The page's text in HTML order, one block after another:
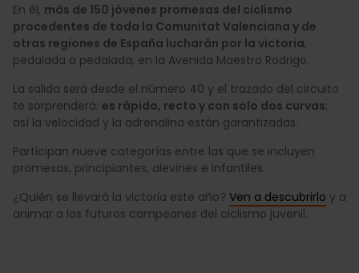
En él, más de 150 jóvenes promesas del ciclismo
procedentes de toda la Comunitat Valenciana y de
otras regiones de España lucharán por la victoria,
pedalada a pedalada, en la Avenida Maestro Rodrigo.
La salida será desde el número 40 y el trazado del circuito
te sorprenderá: es rápido, recto y con solo dos curvas;
así la velocidad y la adrenalina están garantizadas.
Participan nueve categorías entre las que se incluyen
promesas, principiantes, alevines e infantiles.
¿Quién se llevará la victoria este año? Ven a descubrirlo y a
animar a los futuros campeones del ciclismo juvenil.